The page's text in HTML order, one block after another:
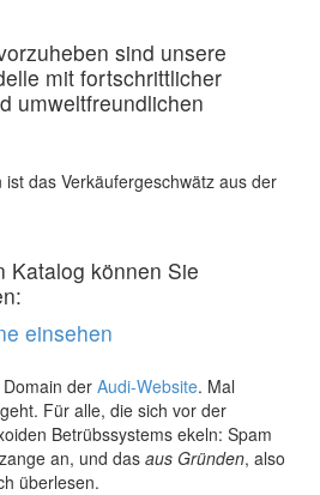
sind unsere
mit fortschrittlicher
umweltfreundlichen
das Verkäufergeschwätz aus der
Katalog können Sie
einsehen
der Audi-Website. Mal
Für alle, die sich vor der
Betrübssystems ekeln: Spam
an, und das aus Gründen, also
überlesen.